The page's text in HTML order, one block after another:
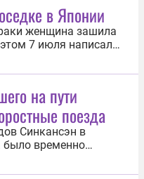
в Японии
женщина зашила
7 июля написали
произошел 29
по местному
женщина и
с просьбой о...
на пути
поезда
Синкансэн в
было временно
на пути
The Japan